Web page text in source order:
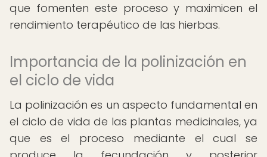
que fomenten este proceso y maximicen el
rendimiento terapéutico de las hierbas.
Importancia de la polinización en
el ciclo de vida
La polinización es un aspecto fundamental en
el ciclo de vida de las plantas medicinales, ya
que es el proceso mediante el cual se